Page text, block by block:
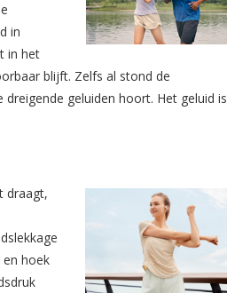
in
in het
blijft. Zelfs al stond de
geluiden hoort. Het geluid is
draagt,
hoek